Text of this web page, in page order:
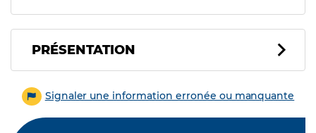
PRÉSENTATION
Signaler une information erronée ou manquante